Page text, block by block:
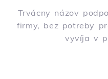
Trvácny názov
firmy, bez potreby
vyvíja v